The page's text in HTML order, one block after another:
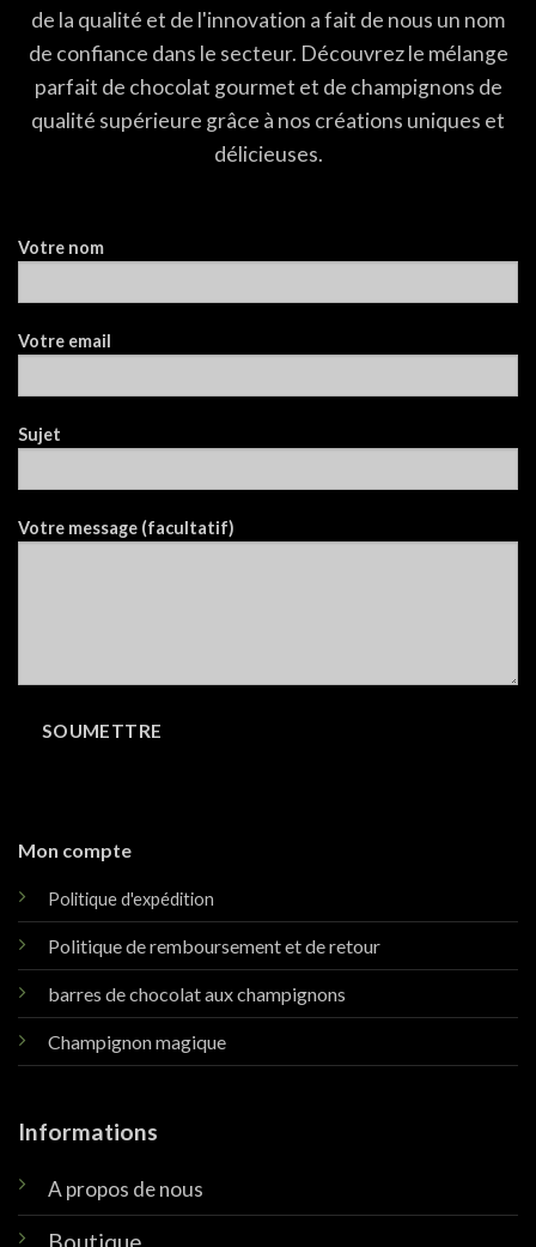
de la qualité et de l'innovation a fait de nous un nom
de confiance dans le secteur. Découvrez le mélange
parfait de chocolat gourmet et de champignons de
qualité supérieure grâce à nos créations uniques et
délicieuses.
Mon compte
Politique d'expédition
Politique de remboursement et de retour
barres de chocolat aux champignons
Champignon magique
Informations
A propos de nous
Boutique
Votre nom
Votre email
Sujet
Votre message (facultatif)